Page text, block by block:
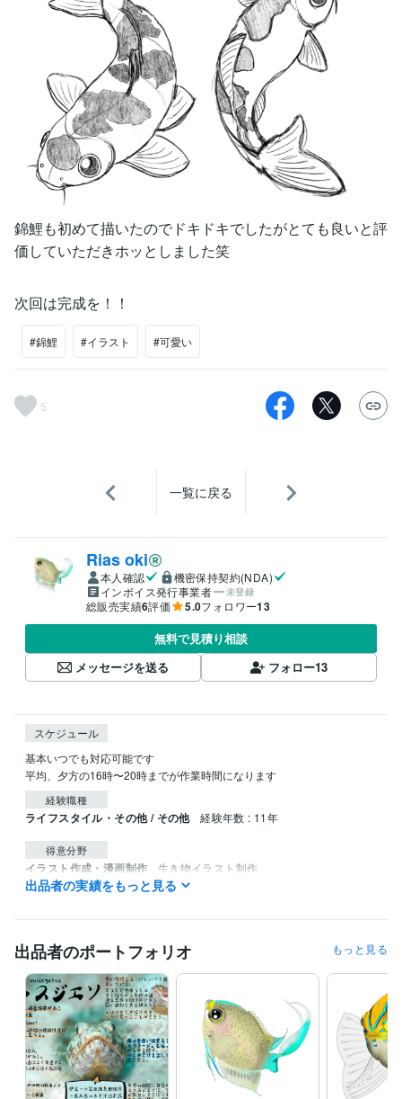
錦鯉も初めて描いたのでドキドキでしたがとても良いと評
価していただきホッとしました笑
次回は完成を！！
#錦鯉 #イラスト #可愛い
5
一覧に戻る
Rias oki
本人確認
機密保持契約(NDA)
インボイス発行事業者
未登録
総販売実績6評価 5.0フォロワー13
無料で見積り相談
メッセージを送る
フォロー13
スケジュール
基本いつでも対応可能です
平均、夕方の16時〜20時までが作業時間になります
経験職種
ライフスタイル・その他 / その他 経験年数 : 11年
得意分野
イラスト作成・漫画制作 生き物イラスト制作
イラスト作成・漫画制作 オリジナル手作りお魚図鑑
出品者の実績をもっと見る
出品者のポートフォリオ もっと見る